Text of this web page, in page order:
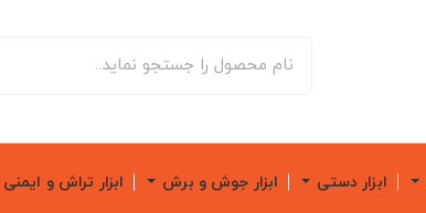
ابزار دستی ابزار جوش و برش ابزار تراش و ایمنی